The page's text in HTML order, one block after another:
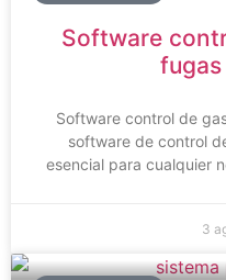
Software
Software control de
software de control
esencial para cualquier
3